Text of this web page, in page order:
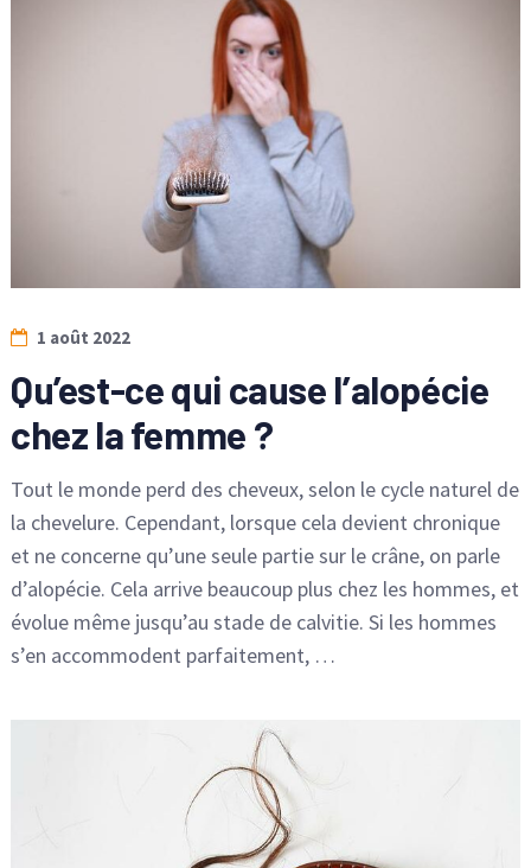
1 août 2022
Qu’est-ce qui cause l’alopécie
chez la femme ?
Tout le monde perd des cheveux, selon le cycle naturel de
la chevelure. Cependant, lorsque cela devient chronique
et ne concerne qu’une seule partie sur le crâne, on parle
d’alopécie. Cela arrive beaucoup plus chez les hommes, et
évolue même jusqu’au stade de calvitie. Si les hommes
s’en accommodent parfaitement, …